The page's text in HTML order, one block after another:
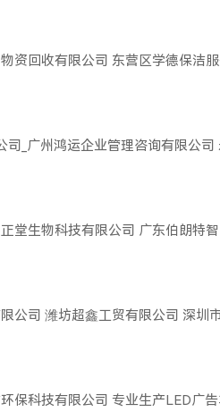
资回收有限公司 东营区学德保洁
_广州鸿运企业管理咨询有限公司
堂生物科技有限公司 广东伯朗特
公司 潍坊超鑫工贸有限公司 深圳
保科技有限公司 专业生产LED广